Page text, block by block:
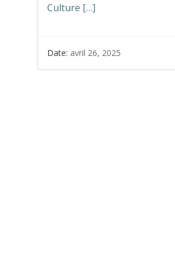
Culture […]
Date: avril 26, 2025